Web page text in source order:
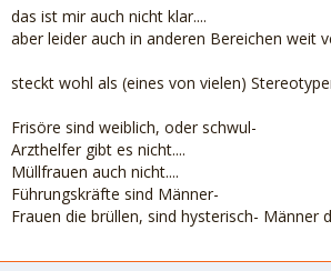
das ist mir auch nicht klar....
aber leider auch in anderen Bereichen weit
steckt wohl als (eines von vielen)
Frisöre sind weiblich, oder schwul-
Arzthelfer gibt es nicht....
Müllfrauen auch nicht....
Führungskräfte sind Männer-
Frauen die brüllen, sind hysterisch- Männer